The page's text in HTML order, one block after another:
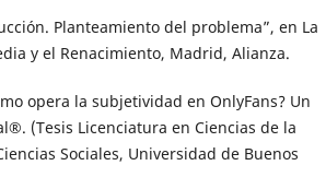
Planteamiento del problema”, en La
y el Renacimiento, Madrid, Alianza.
opera la subjetividad en OnlyFans? Un
(Tesis Licenciatura en Ciencias de la
Sociales, Universidad de Buenos